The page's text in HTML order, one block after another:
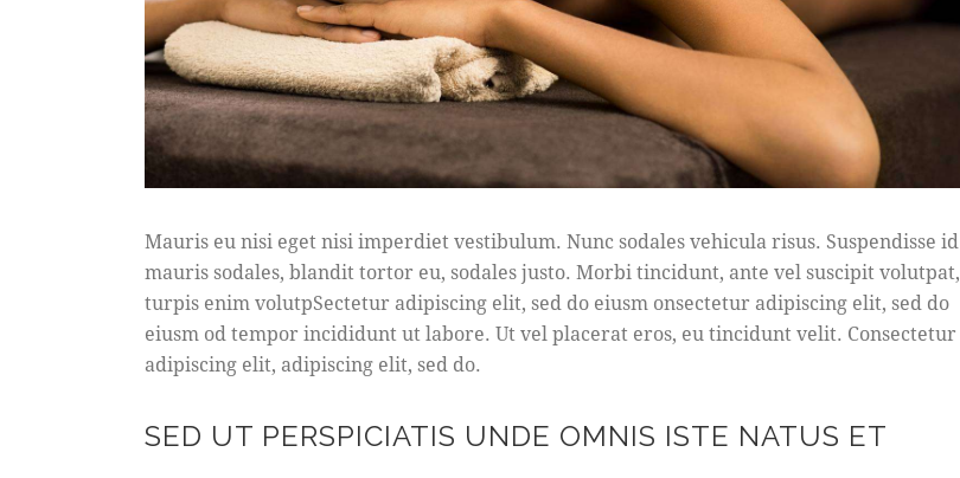
Mauris eu nisi eget nisi imperdiet vestibulum. Nunc sodales vehicula risus. Suspendisse id
mauris sodales, blandit tortor eu, sodales justo. Morbi tincidunt, ante vel suscipit volutpat,
turpis enim volutpSectetur adipiscing elit, sed do eiusm onsectetur adipiscing elit, sed do
eiusm od tempor incididunt ut labore. Ut vel placerat eros, eu tincidunt velit. Consectetur
adipiscing elit, adipiscing elit, sed do.
SED UT PERSPICIATIS UNDE OMNIS ISTE NATUS ET